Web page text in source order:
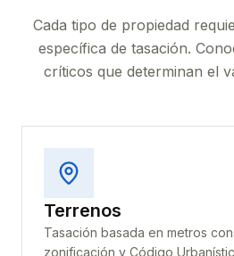
Cada tipo de propiedad
específica de tasación.
críticos que determinan el
Terrenos
Tasación basada en metros
zonificación y Código